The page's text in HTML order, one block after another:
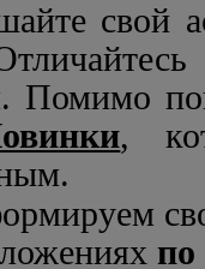
свой
Помимо
,
по